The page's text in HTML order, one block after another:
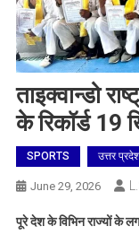
ताइक्वान्डो
के रिकॉर्ड 19
SPORTS उत्तर
June 29, 2026
पूरे देश के विभिन राज्यों के